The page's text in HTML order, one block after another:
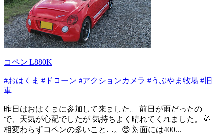
コペン L880K
#おはくま #ドローン #アクションカメラ #うぶやま牧場 #旧
車
昨日はおはくまに参加して来ました。 前日が雨だったの
で、天気が心配でしたが 気持ちよく晴れてくれました。🌞
相変わらずコペンの多いこと…。😍 対面には400...